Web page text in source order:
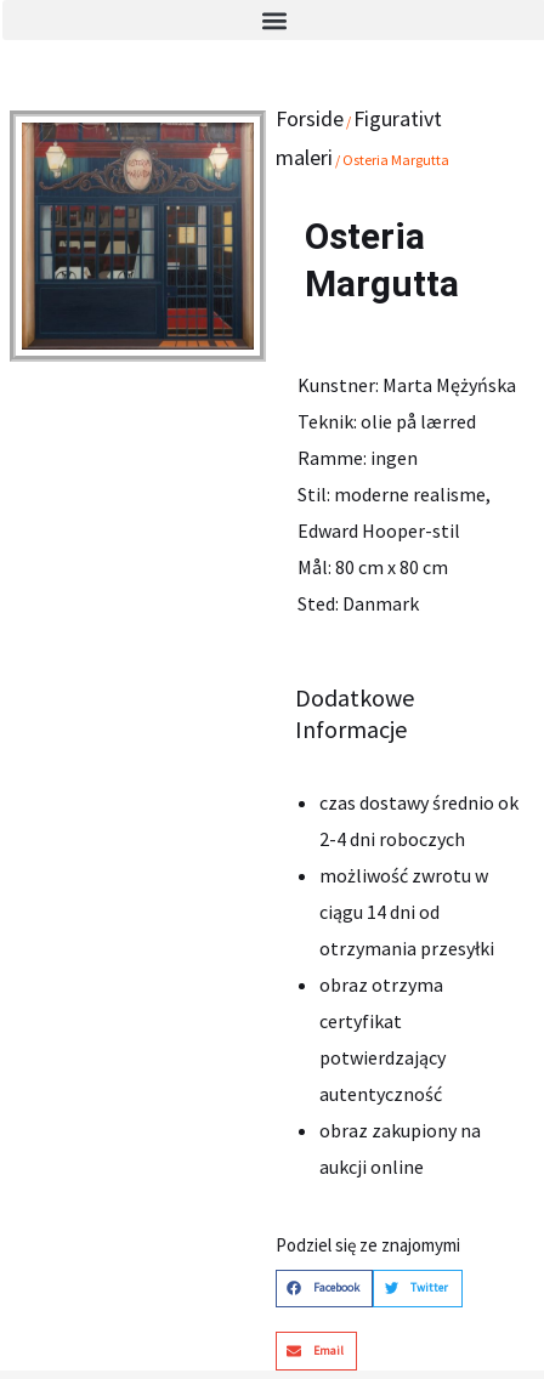
Forside/ Figurativt
maleri / Osteria Margutta
Osteria
Margutta
Kunstner: Marta Mężyńska
Teknik: olie på lærred
Ramme: ingen
Stil: moderne realisme,
Edward Hooper-stil
Mål: 80 cm x 80 cm
Sted: Danmark
Dodatkowe
Informacje
czas dostawy średnio ok
2-4 dni roboczych
możliwość zwrotu w
ciągu 14 dni od
otrzymania przesyłki
obraz otrzyma
certyfikat
potwierdzający
autentyczność
obraz zakupiony na
aukcji online
Podziel się ze znajomymi
Facebook Twitter
Email